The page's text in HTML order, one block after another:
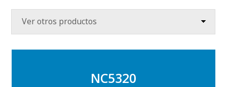
Ver otros productos
NC5320